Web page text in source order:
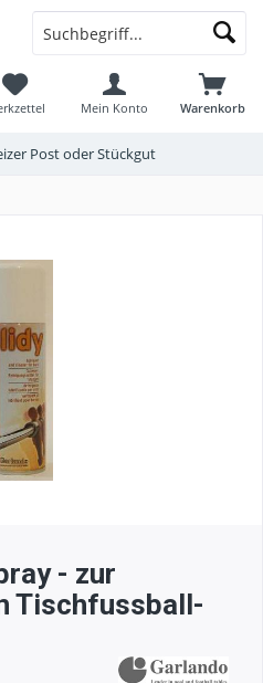
Warenkorb
Mein Konto
Post oder Stückgut
- zur
Tischfussball-